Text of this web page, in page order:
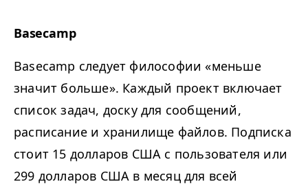
Basecamp
Basecamp следует философии «меньше
значит больше». Каждый проект включает
список задач, доску для сообщений,
расписание и хранилище файлов. Подписка
стоит 15 долларов США с пользователя или
299 долларов США в месяц для всей